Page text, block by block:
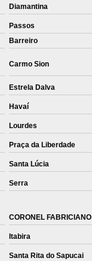
Sublimação
de Camisetas
de Estampa em
Camisetas de
em Tecido
para Camisetas
Diamantina
Passos
Barreiro
Carmo Sion
Estrela Dalva
Havaí
Lourdes
Praça da Liberdade
Santa Lúcia
Serra
CORONEL FABRICIANO
Itabira
Santa Rita do Sapucai